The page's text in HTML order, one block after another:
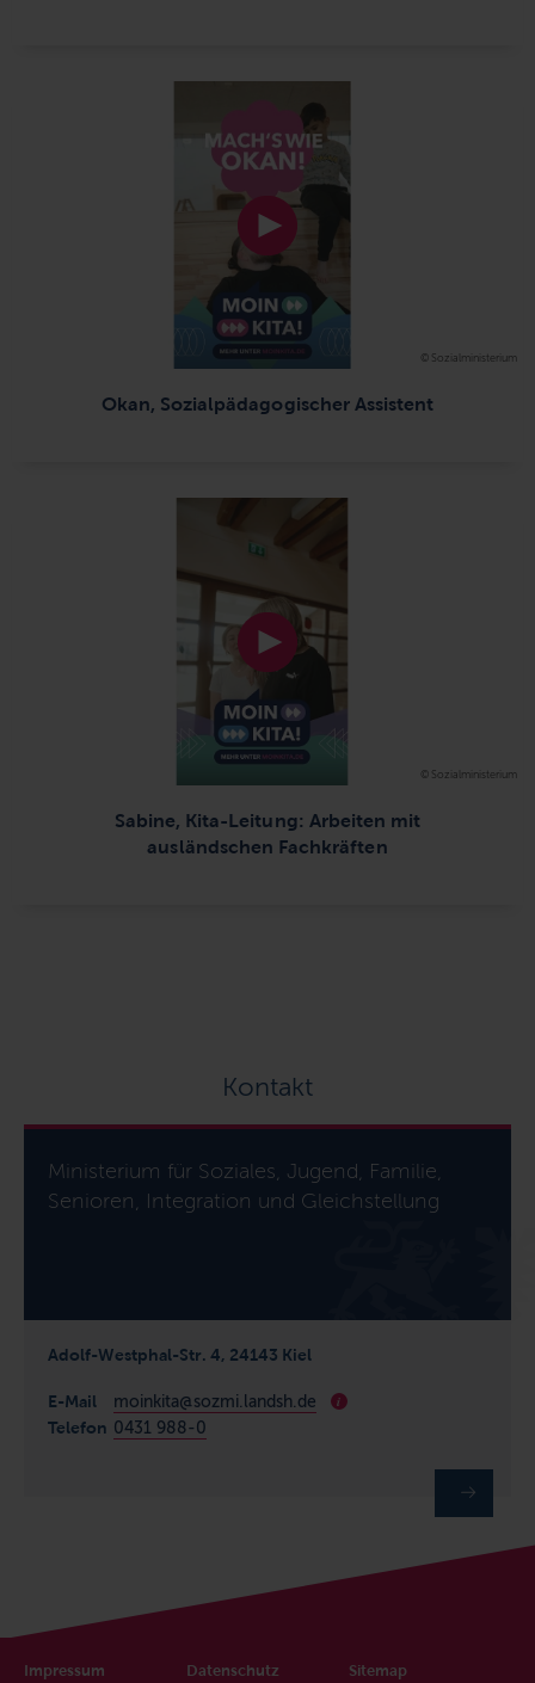
Okan, Sozialpädagogischer Assistent
© Sozialministerium
Sabine, Kita-Leitung: Arbeiten mit
ausländschen Fachkräften
© Sozialministerium
Kontakt
Ministerium für Soziales, Jugend, Familie,
Senioren, Integration und Gleichstellung
Adolf-Westphal-Str. 4, 24143 Kiel
E-Mail moinkita@sozmi.landsh.de
i
Telefon 0431 988-0
Impressum Datenschutz Sitemap